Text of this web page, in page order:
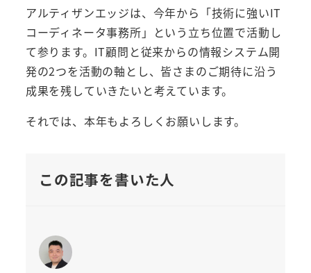
アルティザンエッジは、今年から「技術に強いIT
コーディネータ事務所」という立ち位置で活動し
て参ります。IT顧問と従来からの情報システム開
発の2つを活動の軸とし、皆さまのご期待に沿う
成果を残していきたいと考えています。
それでは、本年もよろしくお願いします。
この記事を書いた人